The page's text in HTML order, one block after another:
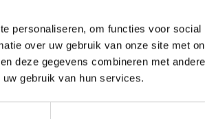
personaliseren, om functies voor social
over uw gebruik van onze site met
deze gegevens combineren met
gebruik van hun services.
Consultants
Suchen
werden
Personal
Team Profiler
Job Profiler
Company